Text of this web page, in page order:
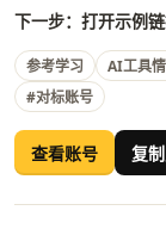
下一步：打开示例
参考学习 AI工具
#对标账号
查看账号 复